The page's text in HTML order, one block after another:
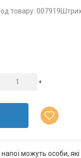
товару: 007919
+
можуть особи,